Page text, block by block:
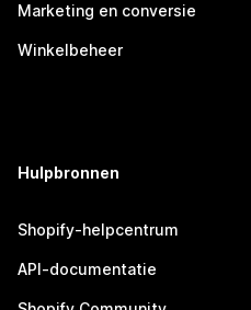
Marketing en conversie
Winkelbeheer
Hulpbronnen
Shopify-helpcentrum
API-documentatie